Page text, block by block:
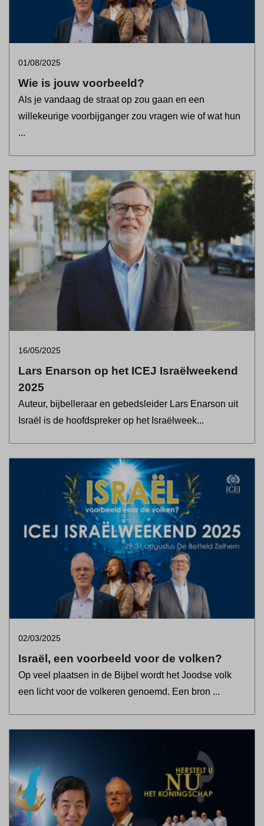
01/08/2025
Wie is jouw voorbeeld?
Als je vandaag de straat op zou gaan en een
willekeurige voorbijganger zou vragen wie of wat hun
...
16/05/2025
Lars Enarson op het ICEJ Israëlweekend
2025
Auteur, bijbelleraar en gebedsleider Lars Enarson uit
Israël is de hoofdspreker op het Israëlweek...
02/03/2025
Israël, een voorbeeld voor de volken?
Op veel plaatsen in de Bijbel wordt het Joodse volk
een licht voor de volkeren genoemd. Een bron ...